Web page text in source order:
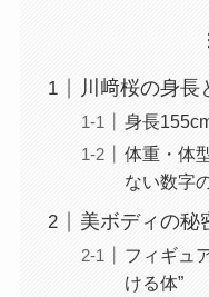
川﨑桜の身長
身長
体重・体
ない数字
美ボディの秘
フィギュ
ける体”